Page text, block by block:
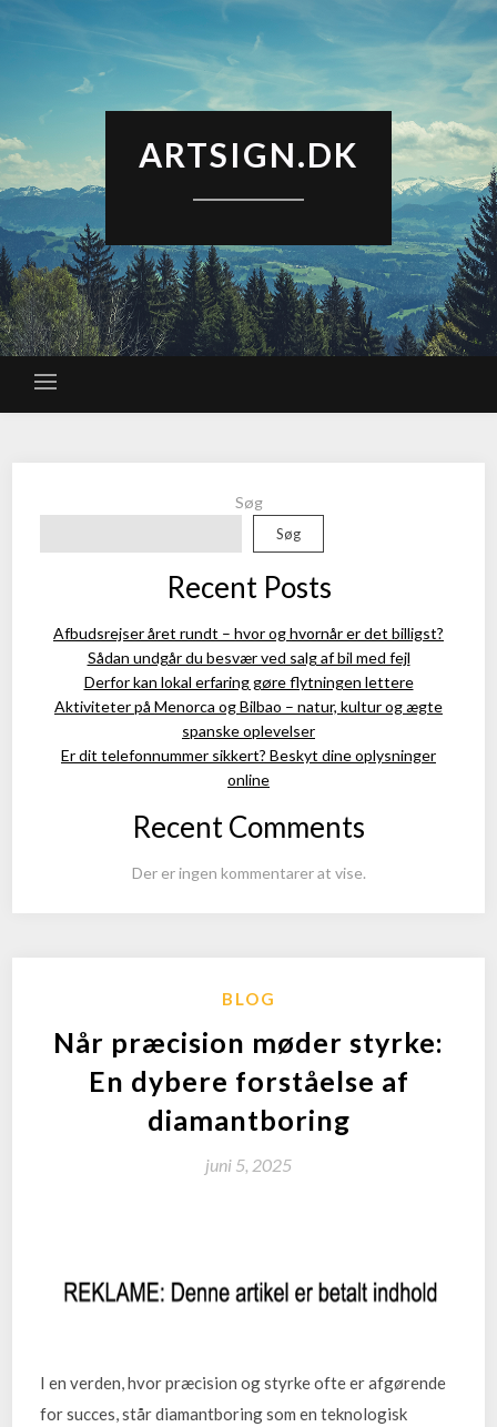
ARTSIGN.DK
Søg
Søg
Recent Posts
Afbudsrejser året rundt – hvor og hvornår er det billigst?
Sådan undgår du besvær ved salg af bil med fejl
Derfor kan lokal erfaring gøre flytningen lettere
Aktiviteter på Menorca og Bilbao – natur, kultur og ægte
spanske oplevelser
Er dit telefonnummer sikkert? Beskyt dine oplysninger
online
Recent Comments
Der er ingen kommentarer at vise.
BLOG
Når præcision møder styrke:
En dybere forståelse af
diamantboring
juni 5, 2025
I en verden, hvor præcision og styrke ofte er afgørende
for succes, står diamantboring som en teknologisk